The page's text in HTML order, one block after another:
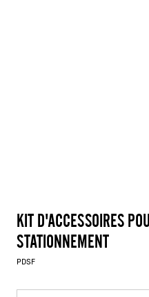
KIT D'ACCESSOIRES
STATIONNEMENT
PDSF